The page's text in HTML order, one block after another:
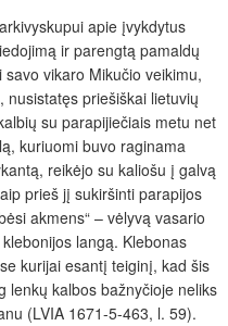
apie įvykdytus
ir parengtą pamaldų
vikaro Mikučio veikimu,
priešiškai lietuvių
su parapijiečiais metu net
kuriuomi buvo raginama
reikėjo su kaliošu į galvą
prieš jį sukiršinti parapijos
akmens“ – vėlyvą vasario
langą. Klebonas
kurijai esantį teiginį, kad šis
lenkų kalbos bažnyčioje neliks
(LVIA 1671-5-463, l. 59).